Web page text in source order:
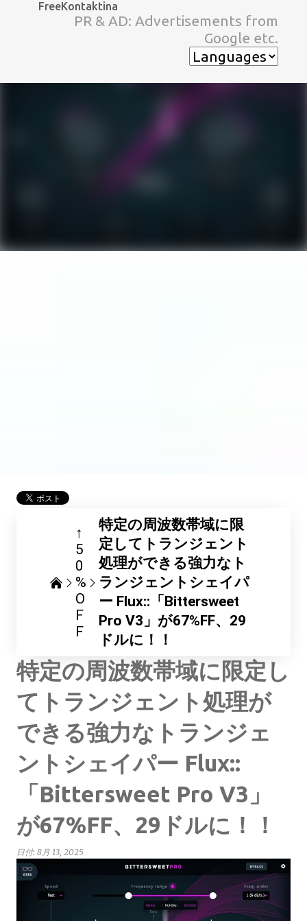
スキップしてメイン コンテンツに移動
FreeKontaktina
PR & AD: Advertisements from
Google etc.
↑
5
0
%
O
F
F
特定の周波数帯域に限
定してトランジェント
処理ができる強力なト
ランジェントシェイパ
ー Flux::「Bittersweet
Pro V3」が67%FF、29
ドルに！！
特定の周波数帯域に限定し
てトランジェント処理が
できる強力なトランジェ
ントシェイパー Flux::
「Bittersweet Pro V3」
が67%FF、29ドルに！！
日付: 8月 13, 2025